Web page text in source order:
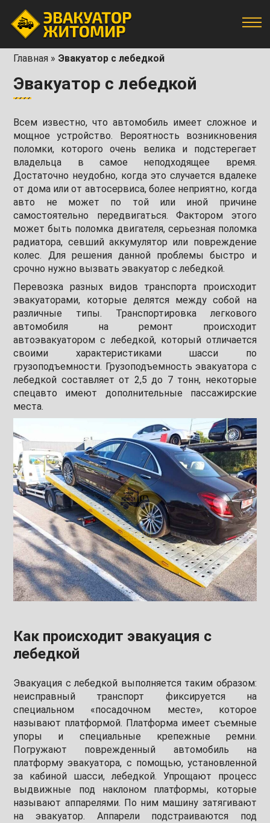
Главная » Эвакуатор с лебедкой
Эвакуатор с лебедкой
Всем известно, что автомобиль имеет сложное и
мощное устройство. Вероятность возникновения
поломки, которого очень велика и подстерегает
владельца в самое неподходящее время.
Достаточно неудобно, когда это случается вдалеке
от дома или от автосервиса, более неприятно, когда
авто не может по той или иной причине
самостоятельно передвигаться. Фактором этого
может быть поломка двигателя, серьезная поломка
радиатора, севший аккумулятор или повреждение
колес. Для решения данной проблемы быстро и
срочно нужно вызвать эвакуатор с лебедкой.
Перевозка разных видов транспорта происходит
эвакуаторами, которые делятся между собой на
различные типы. Транспортировка легкового
автомобиля на ремонт происходит
автоэвакуатором с лебедкой, который отличается
своими характеристиками шасси по
грузоподъемности. Грузоподъемность эвакуатора с
лебедкой составляет от 2,5 до 7 тонн, некоторые
спецавто имеют дополнительные пассажирские
места.
Как происходит эвакуация с
лебедкой
Эвакуация с лебедкой выполняется таким образом:
неисправный транспорт фиксируется на
специальном «посадочном месте», которое
называют платформой. Платформа имеет съемные
упоры и специальные крепежные ремни.
Погружают поврежденный автомобиль на
платформу эвакуатора, с помощью, установленной
за кабиной шасси, лебедкой. Упрощают процесс
выдвижные под наклоном платформы, которые
называют аппарелями. По ним машину затягивают
на эвакуатор. Аппарели подстраиваются под